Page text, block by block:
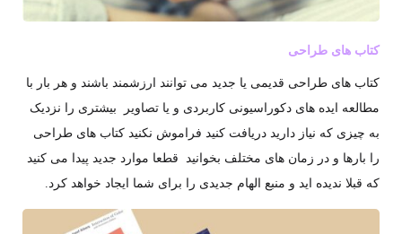
کتاب های طراحی
کتاب های طراحی قدیمی یا جدید می توانند ارزشمند باشند و هر بار با
مطالعه ایده های دکوراسیونی کاربردی و یا تصاویر بیشتری را نزدیک
به چیزی که نیاز دارید دریافت کنید فراموش نکنید کتاب های طراحی
را بارها و در زمان های مختلف بخوانید قطعا موارد جدید پیدا می کنید
که قبلا ندیده اید و منبع الهام جدیدی را برای شما ایجاد خواهد کرد.